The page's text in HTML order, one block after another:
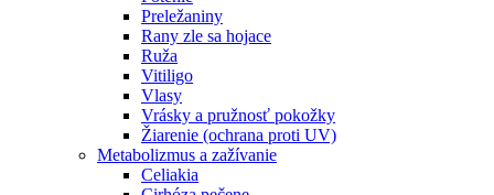
Preležaniny
Rany zle sa hojace
Ruža
Vitiligo
Vlasy
Vrásky a pružnosť pokožky
Žiarenie (ochrana proti UV)
Metabolizmus a zažívanie
Celiakia